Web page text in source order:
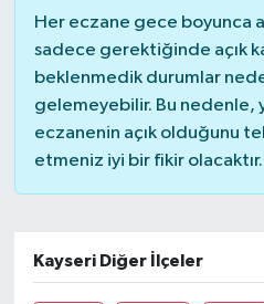
Her eczane gece boyunca
sadece gerektiğinde açık
beklenmedik durumlar
gelemeyebilir. Bu nedenle,
eczanenin açık olduğunu
etmeniz iyi bir fikir olacaktır.
Kayseri Diğer İlçeler
Siyaset
Spor
Teknoloji